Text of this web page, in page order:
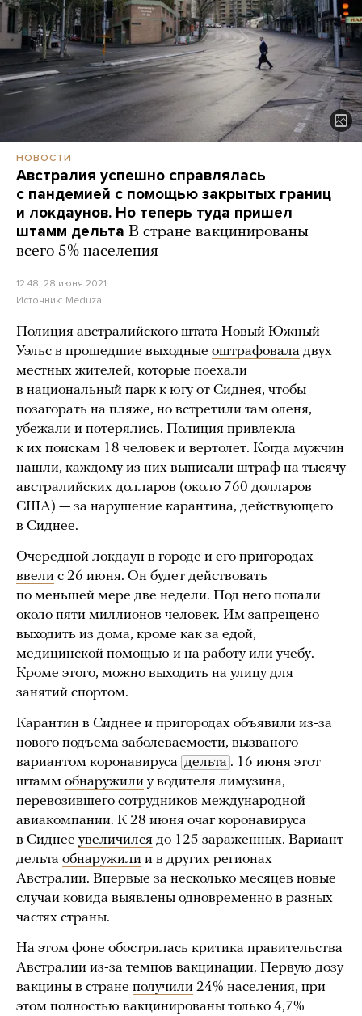
НОВОСТИ
Австралия успешно справлялась
с пандемией с помощью закрытых границ
и локдаунов. Но теперь туда пришел
штамм дельта В стране вакцинированы
всего 5% населения
12:48, 28 июня 2021
Источник: Meduza
Полиция австралийского штата Новый Южный
Уэльс в прошедшие выходные оштрафовала двух
местных жителей, которые поехали
в национальный парк к югу от Сиднея, чтобы
позагорать на пляже, но встретили там оленя,
убежали и потерялись. Полиция привлекла
к их поискам 18 человек и вертолет. Когда мужчин
нашли, каждому из них выписали штраф на тысячу
австралийских долларов (около 760 долларов
США) — за нарушение карантина, действующего
в Сиднее.
Очередной локдаун в городе и его пригородах
ввели с 26 июня. Он будет действовать
по меньшей мере две недели. Под него попали
около пяти миллионов человек. Им запрещено
выходить из дома, кроме как за едой,
медицинской помощью и на работу или учебу.
Кроме этого, можно выходить на улицу для
занятий спортом.
Карантин в Сиднее и пригородах объявили из-за
нового подъема заболеваемости, вызваного
вариантом коронавируса дельта . 16 июня этот
штамм обнаружили у водителя лимузина,
перевозившего сотрудников международной
авиакомпании. К 28 июня очаг коронавируса
в Сиднее увеличился до 125 зараженных. Вариант
дельта обнаружили и в других регионах
Австралии. Впервые за несколько месяцев новые
случаи ковида выявлены одновременно в разных
частях страны.
На этом фоне обострилась критика правительства
Австралии из-за темпов вакцинации. Первую дозу
вакцины в стране получили 24% населения, при
этом полностью вакцинированы только 4,7%